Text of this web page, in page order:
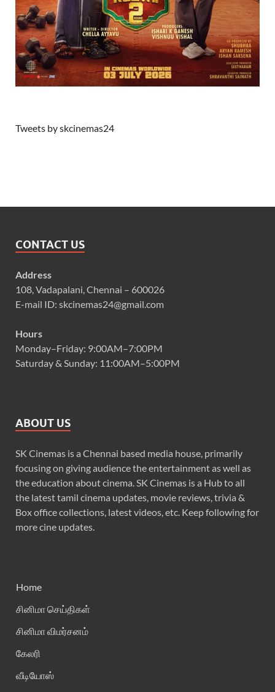
Tweets by skcinemas24
CONTACT US
Address
108, Vadapalani, Chennai – 600026
E-mail ID: skcinemas24@gmail.com
Hours
Monday–Friday: 9:00AM–7:00PM
Saturday & Sunday: 11:00AM–5:00PM
ABOUT US
SK Cinemas is a Chennai based media house, primarily
focusing on giving audience the entertainment as well as
the education about cinema. SK Cinemas is a Hub to all
the latest tamil cinema updates, movie reviews, trivia &
Box office collections, latest videos, etc. Keep following for
more cine updates.
Home
சினிமா செய்திகள்
சினிமா விமர்சனம்
கேலரி
வீடியோஸ்